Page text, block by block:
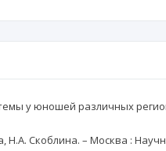
у юношей различных
Скоблина. – Москва :